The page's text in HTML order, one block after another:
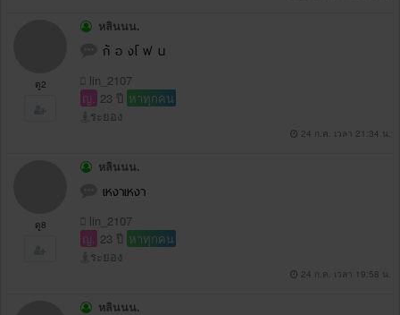
ดู2
หลินนน.
ก้ อ งโ ฟ น
lin_2107
ญ. 23 ปี หาทุกคน
ระยอง
24 ก.ค. เวลา 21:34 น.
ดู8
หลินนน.
เหงาเหงา
lin_2107
ญ. 23 ปี หาทุกคน
ระยอง
24 ก.ค. เวลา 19:58 น.
หลินนน.